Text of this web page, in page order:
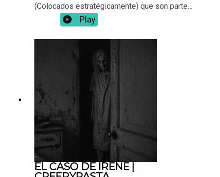
(Colocados estratégicamente) que son parte
fundamental para que este proyecto siga en pie.
📌 ¿Tienes una experiencia paranormal? Envíala a:
Vocesdelabismo@gmail.com🎧 Para mejor
inmersión, usa audífonos.
Play
EL CASO DE IRENE |